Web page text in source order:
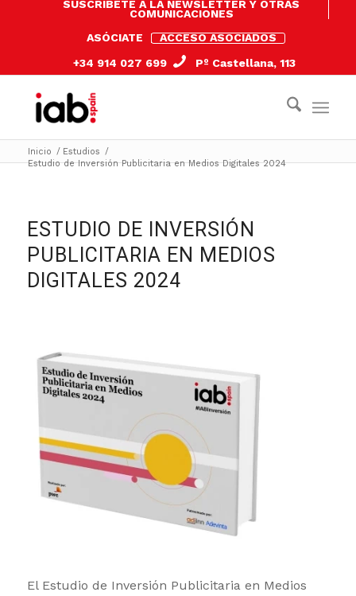
SUSCRÍBETE A LA NEWSLETTER Y OTRAS
COMUNICACIONES
ASÓCIATE
ACCESO ASOCIADOS
+34 914 027 699
Pº Castellana, 113
Inicio / Estudios /
Estudio de Inversión Publicitaria en Medios Digitales 2024
ESTUDIO DE INVERSIÓN
PUBLICITARIA EN MEDIOS
DIGITALES 2024
El Estudio de Inversión Publicitaria en Medios